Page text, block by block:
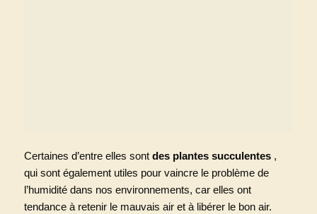
Certaines d’entre elles sontdes plantes succulentes ,
qui sont également utiles pour vaincre le problème de
l’humidité dans nos environnements, car elles ont
tendance à retenir le mauvais air et à libérer le bon air.